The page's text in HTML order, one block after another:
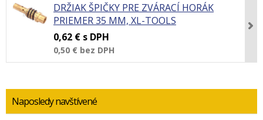
DRŽIAK ŠPIČKY PRE ZVÁRACÍ HORÁK
PRIEMER 35 MM, XL-TOOLS
0,62 € s DPH
0,50 € bez DPH
Naposledy navštívené